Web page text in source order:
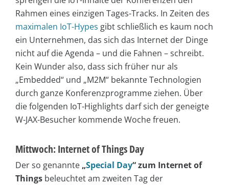
Rahmen eines einzigen Tages-Tracks. In Zeiten des
maximalen IoT-Hypes gibt schließlich es kaum noch
ein Unternehmen, das sich das Internet der Dinge
nicht auf die Agenda – und die Fahnen – schreibt.
Kein Wunder also, dass sich früher nur als
„Embedded“ und „M2M“ bekannte Technologien
durch ganze Konferenzprogramme ziehen. Über
die folgenden IoT-Highlights darf sich der geneigte
W-JAX-Besucher kommende Woche freuen.
Mittwoch: Internet of Things Day
Der so genannte „Special Day“ zum Internet of
Things beleuchtet am zweiten Tag der